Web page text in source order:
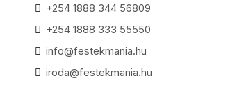
+254 1888 344 56809
+254 1888 333 55550
info@festekmania.hu
iroda@festekmania.hu